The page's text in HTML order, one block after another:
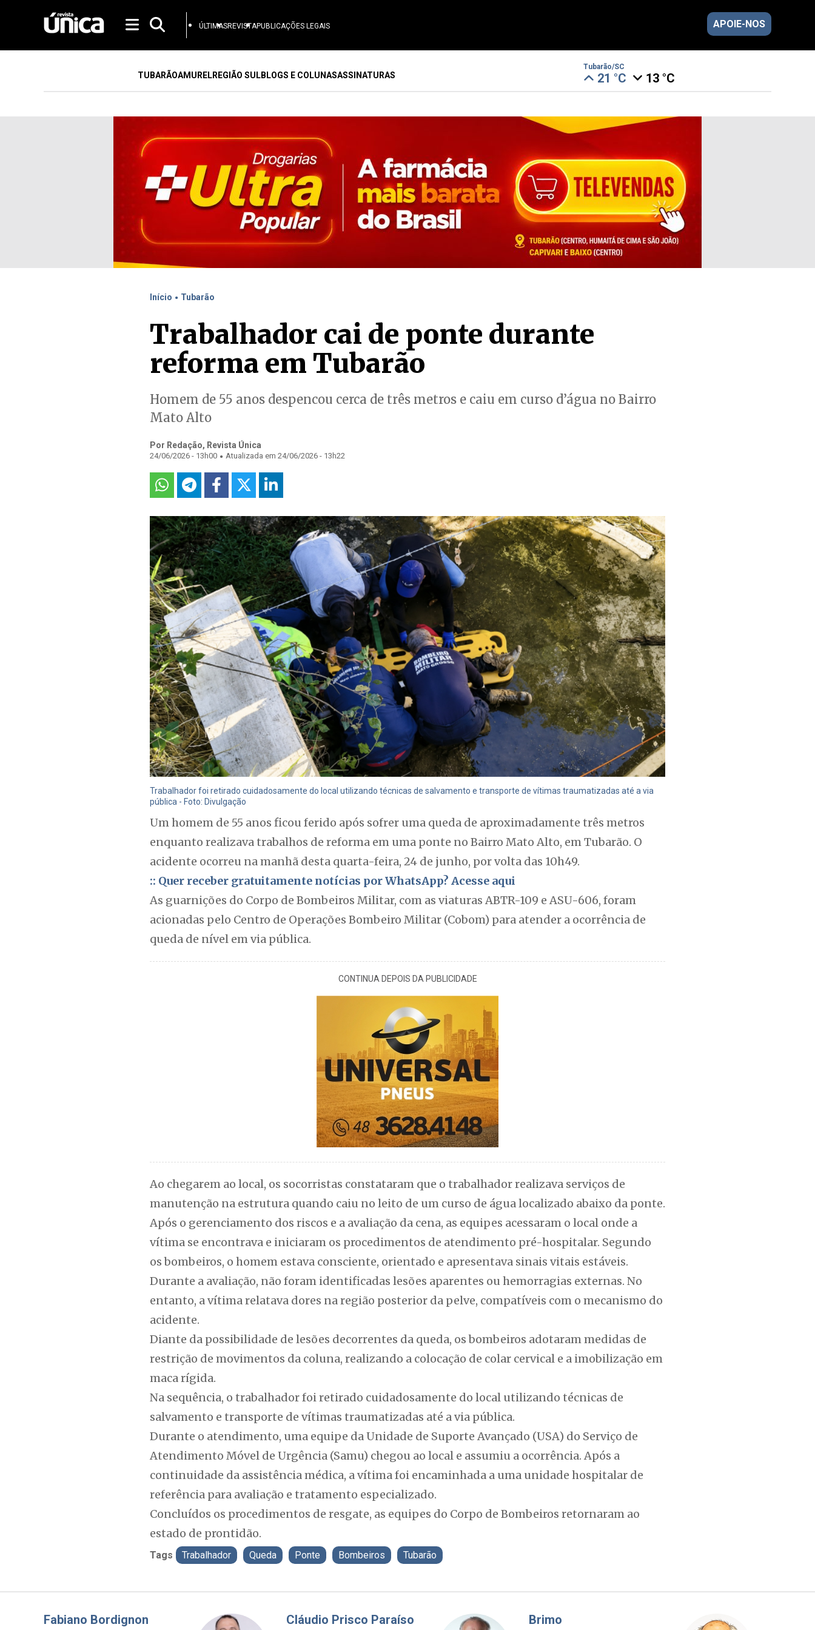
ÚLTIMASREVISTAPUBLICAÇÕES LEGAIS APOIE-NOS
TUBARÃOAMURELREGIÃO SULBLOGS E COLUNASASSINATURAS
Tubarão/SC
21 °C 13 °C
Início . Tubarão
Trabalhador cai de ponte durante
reforma em Tubarão
Homem de 55 anos despencou cerca de três metros e caiu em curso d’água no Bairro
Mato Alto
Por Redação, Revista Única
24/06/2026 - 13h00 . Atualizada em 24/06/2026 - 13h22
Trabalhador foi retirado cuidadosamente do local utilizando técnicas de salvamento e transporte de vítimas traumatizadas até a via
pública - Foto: Divulgação
Um homem de 55 anos ficou ferido após sofrer uma queda de aproximadamente três metros
enquanto realizava trabalhos de reforma em uma ponte no Bairro Mato Alto, em Tubarão. O
acidente ocorreu na manhã desta quarta-feira, 24 de junho, por volta das 10h49.
:: Quer receber gratuitamente notícias por WhatsApp? Acesse aqui
As guarnições do Corpo de Bombeiros Militar, com as viaturas ABTR-109 e ASU-606, foram
acionadas pelo Centro de Operações Bombeiro Militar (Cobom) para atender a ocorrência de
queda de nível em via pública.
CONTINUA DEPOIS DA PUBLICIDADE
Ao chegarem ao local, os socorristas constataram que o trabalhador realizava serviços de
manutenção na estrutura quando caiu no leito de um curso de água localizado abaixo da ponte.
Após o gerenciamento dos riscos e a avaliação da cena, as equipes acessaram o local onde a
vítima se encontrava e iniciaram os procedimentos de atendimento pré-hospitalar. Segundo
os bombeiros, o homem estava consciente, orientado e apresentava sinais vitais estáveis.
Durante a avaliação, não foram identificadas lesões aparentes ou hemorragias externas. No
entanto, a vítima relatava dores na região posterior da pelve, compatíveis com o mecanismo do
acidente.
Diante da possibilidade de lesões decorrentes da queda, os bombeiros adotaram medidas de
restrição de movimentos da coluna, realizando a colocação de colar cervical e a imobilização em
maca rígida.
Na sequência, o trabalhador foi retirado cuidadosamente do local utilizando técnicas de
salvamento e transporte de vítimas traumatizadas até a via pública.
Durante o atendimento, uma equipe da Unidade de Suporte Avançado (USA) do Serviço de
Atendimento Móvel de Urgência (Samu) chegou ao local e assumiu a ocorrência. Após a
continuidade da assistência médica, a vítima foi encaminhada a uma unidade hospitalar de
referência para avaliação e tratamento especializado.
Concluídos os procedimentos de resgate, as equipes do Corpo de Bombeiros retornaram ao
estado de prontidão.
Tags Trabalhador Queda Ponte Bombeiros Tubarão
Misael Elias Fabiano Bordignon Cláudio Prisco Paraíso